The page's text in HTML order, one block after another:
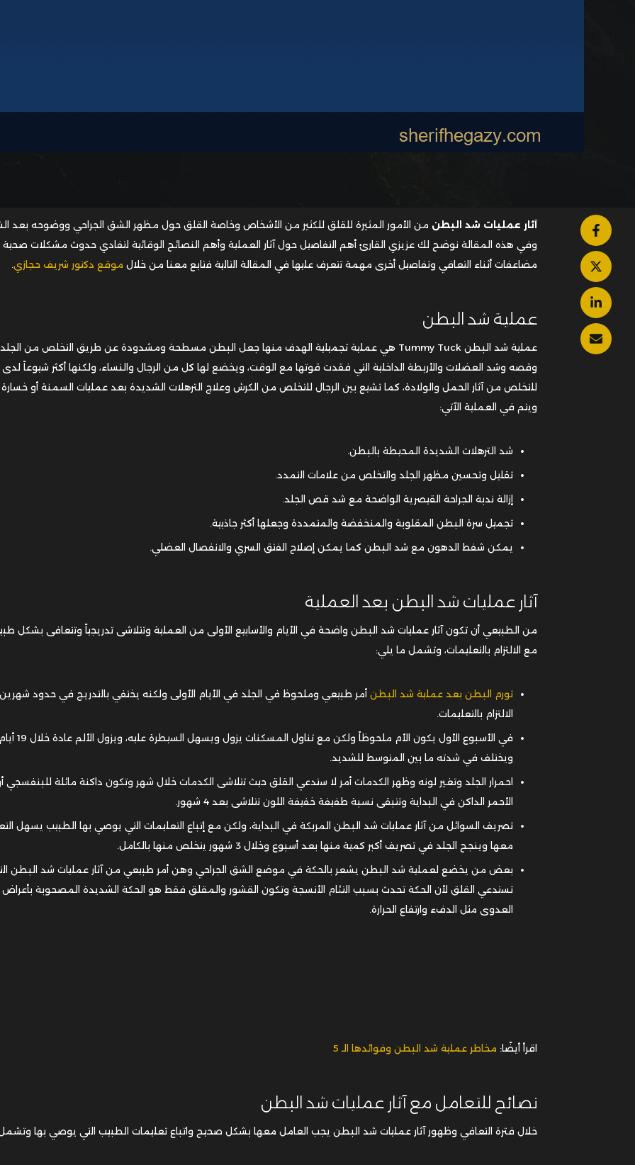
آثار عمليات شد البطن من الأمور المثيرة للقلق للكثير من الأشخاص وخاصة القلق حول مظهر الشق الجراحي ووضوحه بعد
وفي هذه المقالة نوضح لك عزيزي القارئ أهم التفاصيل حول آثار العملية وأهم النصائح الوقائية لتفادي حدوث مشكلات صحية
مضاعفات أثناء التعافي وتفاصيل أخرى مهمة تتعرف عليها في المقالة التالية فتابع معنا من خلال موقع دكتور شريف حجازي.
عملية شد البطن
عملية شد البطن Tummy Tuck هي عملية تجميلية الهدف منها جعل البطن مسطحة ومشدودة عن طريق التخلص من الجلد
وقصه وشد العضلات والأربطة الداخلية التي فقدت قوتها مع الوقت، ويخضع لها كل من الرجال والنساء، ولكنها أكثر شيوعاً لدى
للتخلص من آثار الحمل والولادة، كما تشيع بين الرجال للتخلص من الكرش وعلاج الترهلات الشديدة بعد عمليات السمنة أو خسارة
ويتم في العملية الآتي:
شد الترهلات الشديدة المحيطة بالبطن.
تقليل وتحسين مظهر الجلد والتخلص من علامات التمدد.
إزالة ندبة الجراحة القيصرية الواضحة مع شد قص الجلد.
تجميل سرة البطن المقلوبة والمنخفضة والمتمددة وجعلها أكثر جاذبية.
يمكن شفط الدهون مع شد البطن كما يمكن إصلاح الفتق السري والانفصال العضلي.
آثار عمليات شد البطن بعد العملية
من الطبيعي أن تكون آثار عمليات شد البطن واضحة في الأيام والأسابيع الأولى من العملية وتتلاشى تدريجياً وتتعافى بشكل
مع الالتزام بالتعليمات، وتشمل ما يلي:
تورم البطن بعد عملية شد البطنأمر طبيعي وملحوظ في الجلد في الأيام الأولى ولكنه يختفي بالتدريج في حدود
الالتزام بالتعليمات.
في الأسبوع الأول يكون الأم ملحوظاً ولكن مع تناول المسكنات يزول ويسهل السيطرة عليه، ويزول الألم
ويختلف في شدته ما بين المتوسط للشديد.
احمرار الجلد وتغير لونه وظهر الكدمات أمر لا ستدعي القلق حيث تتلاشى الكدمات خلال شهر وتكون داكنة مائلة للبنفسجي
الأحمر الداكن في البداية وتتبقى نسبة طفيفة خفيفة اللون تتلاشى بعد 4 شهور.
تصريف السوائل من آثار عمليات شد البطن المربكة في البداية، ولكن مع إتباع التعليمات التي يوصي بها الطبيب يسهل
معها وينجح الجلد في تصريف أكبر كمية منها بعد أسبوع وخلال 3 شهور يتخلص منها بالكامل.
بعض من يخضع لعملية شد البطن يشعر بالحكة في موضع الشق الجراحي وهن أمر طبيعي من آثار عمليات شد البطن
تستدعي القلق لأن الحكة تحدث بسبب التئام الأنسجة وتكون القشور والمقلق فقط هو الحكة الشديدة المصحوبة بأعراض
العدوى مثل الدفء وارتفاع الحرارة.
اقرأ أيضًا: مخاطر عملية شد البطن وفوائدها الـ 5
نصائح للتعامل مع آثار عمليات شد البطن
خلال فترة التعافي وظهور آثار عمليات شد البطن يجب العامل معها بشكل صحيح واتباع تعليمات الطبيب التي يوصي بها